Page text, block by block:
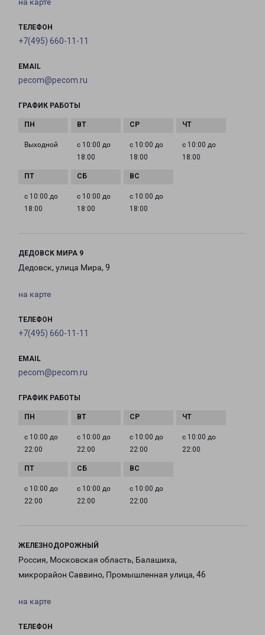
на карте
ТЕЛЕФОН
+7(495) 660-11-11
EMAIL
pecom@pecom.ru
ГРАФИК РАБОТЫ
Выходной
с 10:00 до
18:00
с 10:00 до
18:00
с 10:00 до
18:00
с 10:00 до
18:00
с 10:00 до
18:00
с 10:00 до
18:00
ДЕДОВСК МИРА 9
Дедовск, улица Мира, 9
на карте
ТЕЛЕФОН
+7(495) 660-11-11
EMAIL
pecom@pecom.ru
ГРАФИК РАБОТЫ
с 10:00 до
22:00
с 10:00 до
22:00
с 10:00 до
22:00
с 10:00 до
22:00
с 10:00 до
22:00
с 10:00 до
22:00
с 10:00 до
22:00
ЖЕЛЕЗНОДОРОЖНЫЙ
Россия, Московская область, Балашиха,
микрорайон Саввино, Промышленная улица, 46
на карте
ТЕЛЕФОН